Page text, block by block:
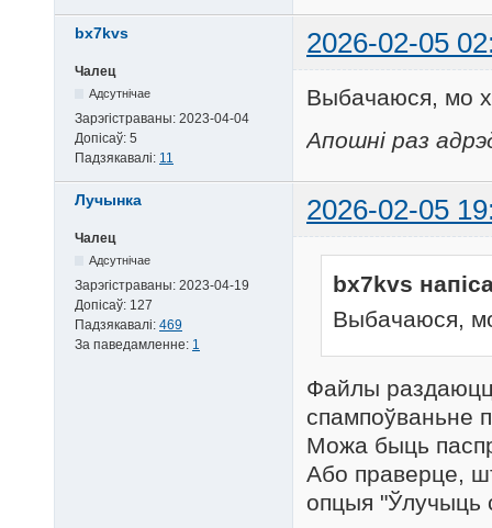
bx7kvs 2026-02-05
Чалец
Адсутнічае
Зарэгістраваны: 2023-04-04
Допісаў: 5
Падзякавалі: 11
Выбачаюся, мо
Апошні раз
Лучынка 2026-02-05
Чалец
Адсутнічае
Зарэгістраваны: 2023-04-19
Допісаў: 127
Падзякавалі: 469
За паведамленне: 1
bx7kvs
Выбачаюся,
Файлы
спампоўваньне
Можа быць
Або праверце,
опцыя "Ўлучыць